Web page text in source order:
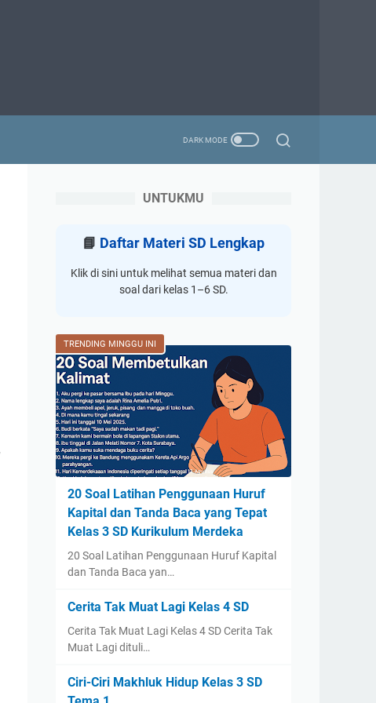
UNTUKMU
📘 Daftar Materi SD Lengkap
Klik di sini untuk melihat semua materi dan
soal dari kelas 1–6 SD.
TRENDING MINGGU INI
20 Soal Latihan Penggunaan Huruf
Kapital dan Tanda Baca yang Tepat
Kelas 3 SD Kurikulum Merdeka
20 Soal Latihan Penggunaan Huruf Kapital
dan Tanda Baca yan…
Cerita Tak Muat Lagi Kelas 4 SD
Cerita Tak Muat Lagi Kelas 4 SD Cerita Tak
Muat Lagi dituli…
Ciri-Ciri Makhluk Hidup Kelas 3 SD